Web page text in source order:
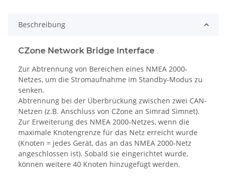
Beschreibung
CZone Network Bridge Interface
Zur Abtrennung von Bereichen eines NMEA 2000-
Netzes, um die Stromaufnahme im Standby-Modus zu
senken.
Abtrennung bei der Überbrückung zwischen zwei CAN-
Netzen (z.B. Anschluss von CZone an Simrad Simnet).
Zur Erweiterung des NMEA 2000-Netzes, wenn die
maximale Knotengrenze für das Netz erreicht wurde
(Knoten = jedes Gerät, das an das NMEA 2000-Netz
angeschlossen ist). Sobald sie eingerichtet wurde,
können weitere 40 Knoten hinzugefügt werden.